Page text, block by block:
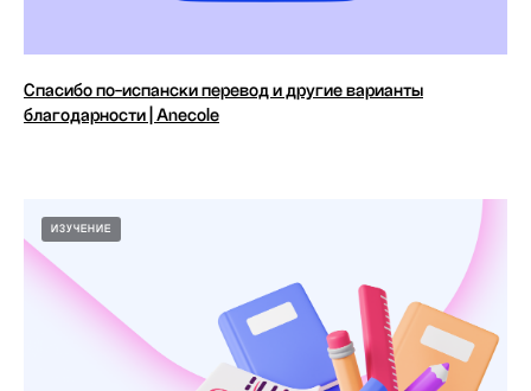
Спасибо по-испански перевод и другие варианты
благодарности | Anecole
ИЗУЧЕНИЕ